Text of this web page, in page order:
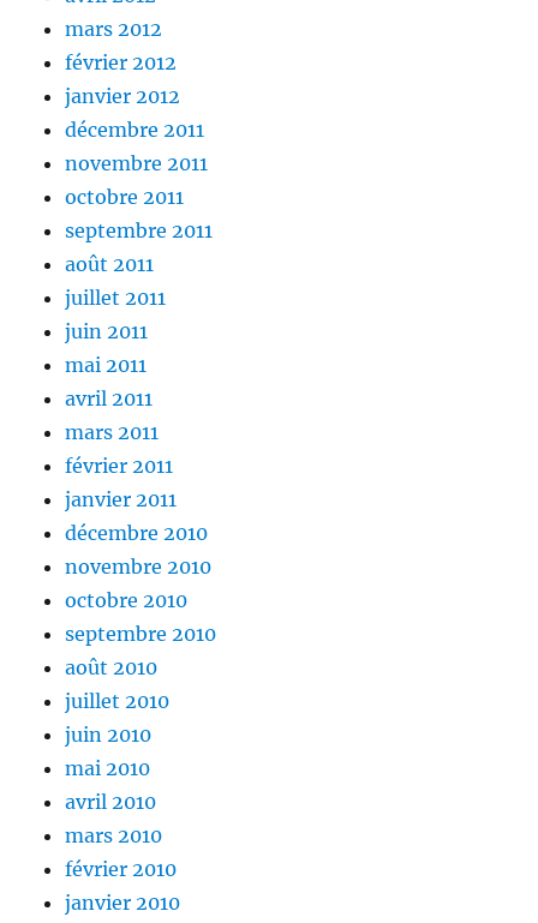
mars 2012
février 2012
janvier 2012
décembre 2011
novembre 2011
octobre 2011
septembre 2011
août 2011
juillet 2011
juin 2011
mai 2011
avril 2011
mars 2011
février 2011
janvier 2011
décembre 2010
novembre 2010
octobre 2010
septembre 2010
août 2010
juillet 2010
juin 2010
mai 2010
avril 2010
mars 2010
février 2010
janvier 2010